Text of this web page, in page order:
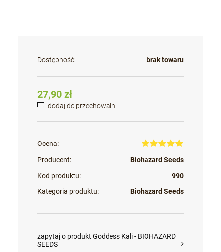
Dostępność: brak towaru
27,90 zł
dodaj do przechowalni
Ocena:
Producent:
Biohazard Seeds
Kod produktu:
990
Kategoria produktu:
Biohazard Seeds
zapytaj o produkt Goddess Kali - BIOHAZARD
SEEDS